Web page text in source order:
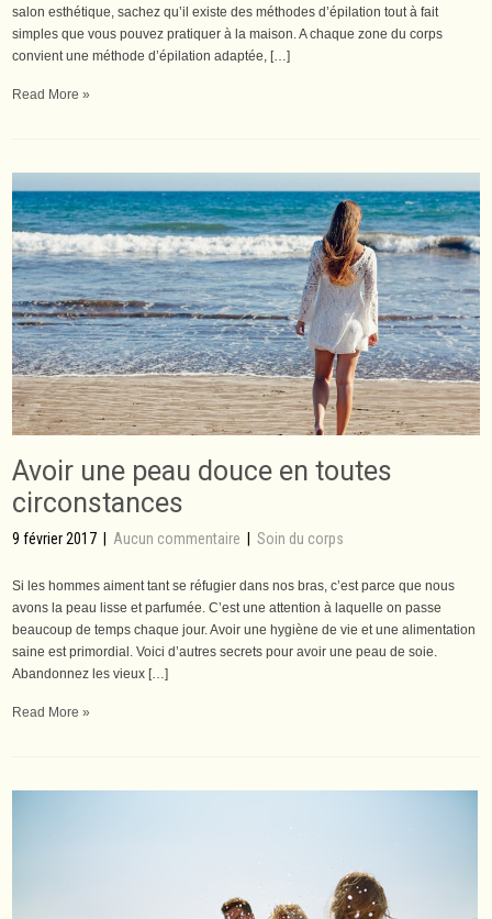
salon esthétique, sachez qu’il existe des méthodes d’épilation tout à fait
simples que vous pouvez pratiquer à la maison. A chaque zone du corps
convient une méthode d’épilation adaptée, […]
Read More »
Avoir une peau douce en toutes
circonstances
9 février 2017 |Aucun commentaire |Soin du corps
Si les hommes aiment tant se réfugier dans nos bras, c’est parce que nous
avons la peau lisse et parfumée. C’est une attention à laquelle on passe
beaucoup de temps chaque jour. Avoir une hygiène de vie et une alimentation
saine est primordial. Voici d’autres secrets pour avoir une peau de soie.
Abandonnez les vieux […]
Read More »